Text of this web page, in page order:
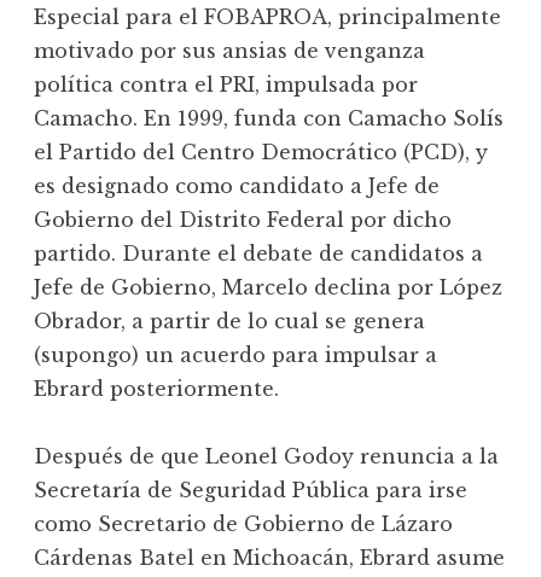
Especial para el FOBAPROA, principalmente
motivado por sus ansias de venganza
política contra el PRI, impulsada por
Camacho. En 1999, funda con Camacho Solís
el Partido del Centro Democrático (PCD), y
es designado como candidato a Jefe de
Gobierno del Distrito Federal por dicho
partido. Durante el debate de candidatos a
Jefe de Gobierno, Marcelo declina por López
Obrador, a partir de lo cual se genera
(supongo) un acuerdo para impulsar a
Ebrard posteriormente.
Después de que Leonel Godoy renuncia a la
Secretaría de Seguridad Pública para irse
como Secretario de Gobierno de Lázaro
Cárdenas Batel en Michoacán, Ebrard asume